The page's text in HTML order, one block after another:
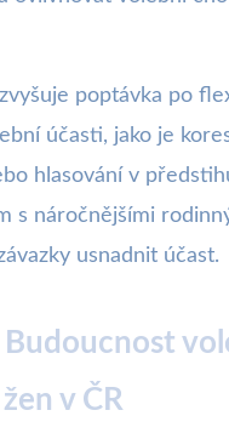
poptávka po
účasti, jako je
hlasování v
s náročnějšími
usnadnit účast.
v ČR